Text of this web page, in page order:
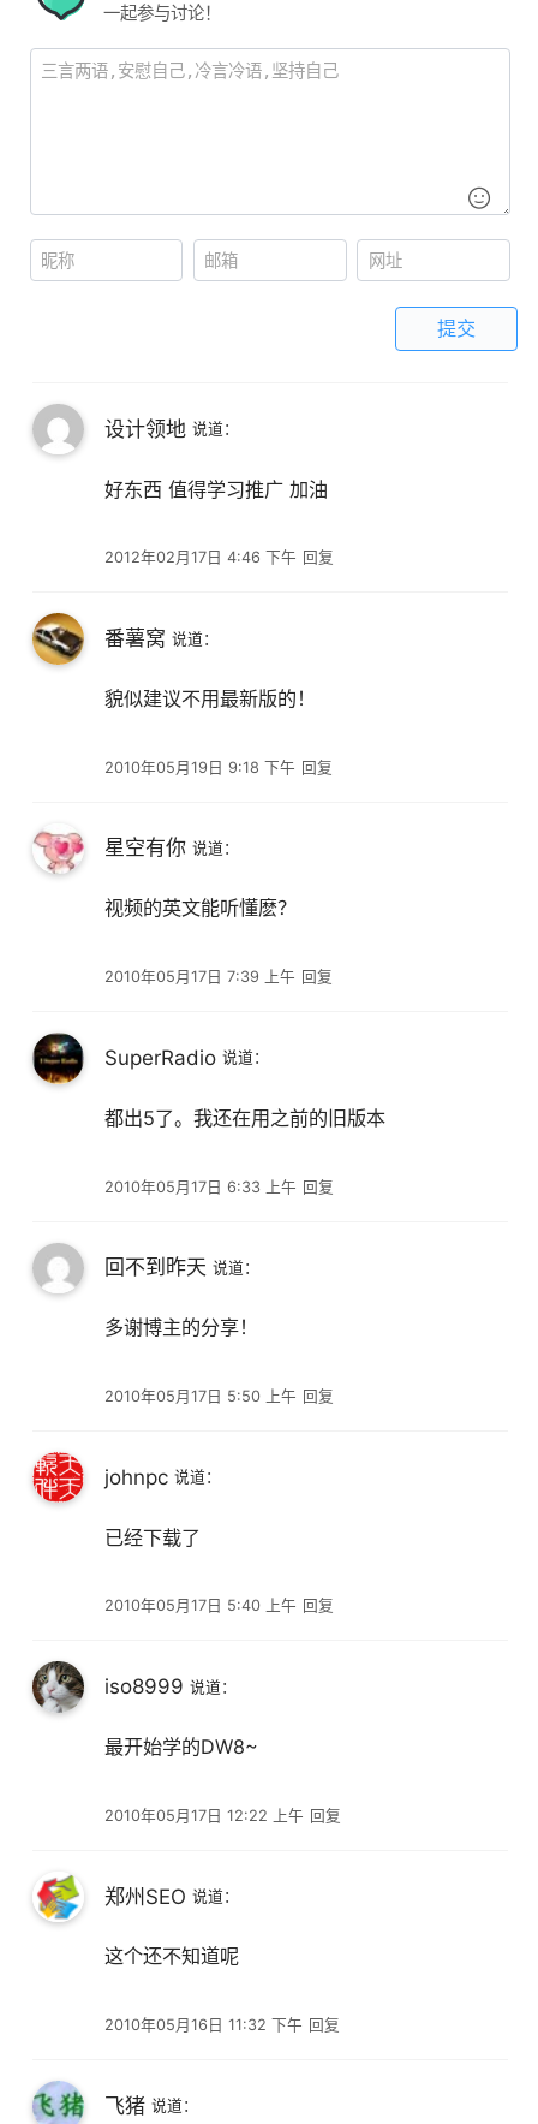
一起参与讨论！
提交
设计领地 说道：
2012年02月17日 4:46 下午
好东西 值得学习推广 加油
回复
番薯窝 说道：
2010年05月19日 9:18 下午
貌似建议不用最新版的！
回复
星空有你 说道：
2010年05月17日 7:39 上午
视频的英文能听懂麽？
回复
SuperRadio 说道：
2010年05月17日 6:33 上午
都出5了。我还在用之前的旧版本
回复
回不到昨天 说道：
2010年05月17日 5:50 上午
多谢博主的分享！
回复
johnpc 说道：
2010年05月17日 5:40 上午
已经下载了
回复
iso8999 说道：
2010年05月17日 12:22 上午
最开始学的DW8~
回复
郑州SEO 说道：
2010年05月16日 11:32 下午
这个还不知道呢
回复
飞猪 说道：